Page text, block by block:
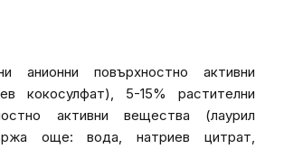
анионни повърхностно активни
кокосулфат), 5-15% растителни
активни вещества (лаурил
още: вода, натриев цитрат,